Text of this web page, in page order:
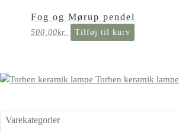
Fog og Mørup pendel
500,00kr. Tilføj til kurv
Torben keramik lampe
Varekategorier